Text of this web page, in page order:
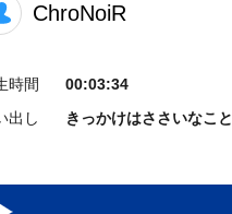
ChroNoiR
時間
00:03:34
出し
きっかけはささいなこと